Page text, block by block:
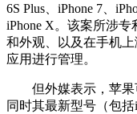
6S Plus、iPhone 7、
iPhone X。该案所涉
和外观、以及在手机
应用进行管理。
但外媒表示，苹果
同时其最新型号（包